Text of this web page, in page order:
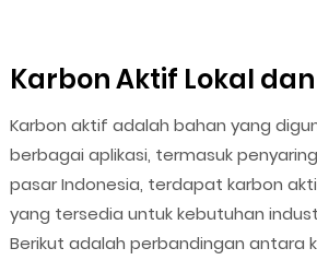
Karbon Aktif Lokal
Karbon aktif adalah bahan yang
berbagai aplikasi, termasuk
pasar Indonesia, terdapat karbon
yang tersedia untuk kebutuhan
Berikut adalah perbandingan antara